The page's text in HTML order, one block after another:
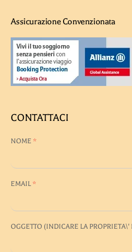
Assicurazione Convenzionata
CONTATTACI
NOME*
EMAIL*
OGGETTO (INDICARE LA